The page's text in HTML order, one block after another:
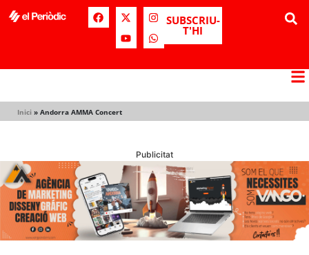
SUBSCRIU-
T'HI
Inici » Andorra AMMA Concert
Publicitat